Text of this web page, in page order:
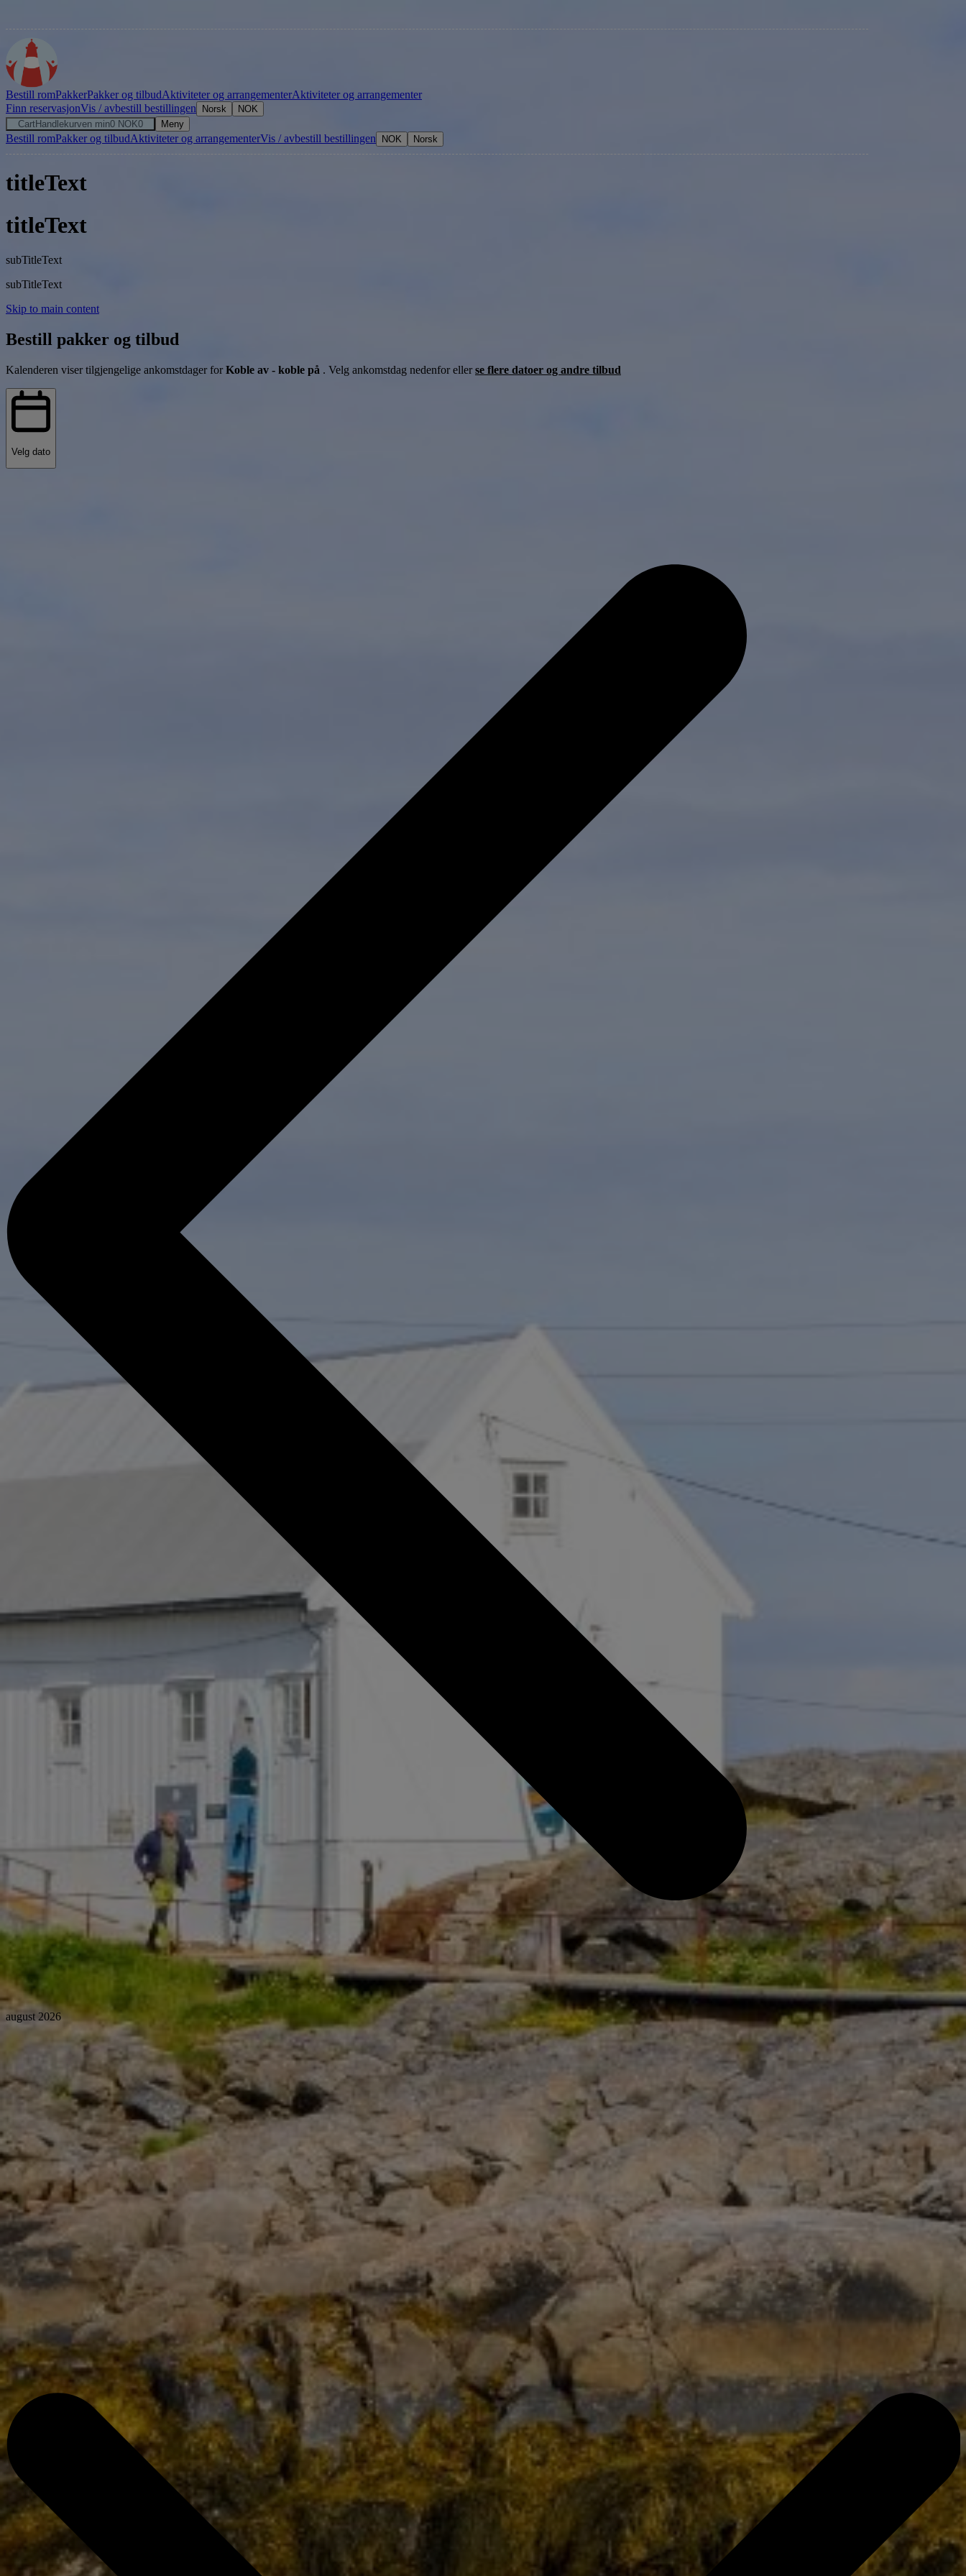
Bestill romPakkerPakker og tilbudAktiviteter og arrangementerAktiviteter og arrangementer
Finn reservasjonVis / avbestill bestillingen Norsk
NOK
CartHandlekurven min0 NOK0 Meny
Bestill romPakker og tilbudAktiviteter og arrangementerVis / avbestill bestillingen NOK Norsk
titleText
titleText
subTitleText
subTitleText
Skip to main content
Bestill pakker og tilbud
Kalenderen viser tilgjengelige ankomstdager for Koble av - koble på . Velg ankomstdag nedenfor eller se flere datoer og andre tilbud
Velg dato
august 2026